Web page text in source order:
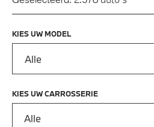
KIES UW MODEL
KIES UW CARROSSERIE
Alle